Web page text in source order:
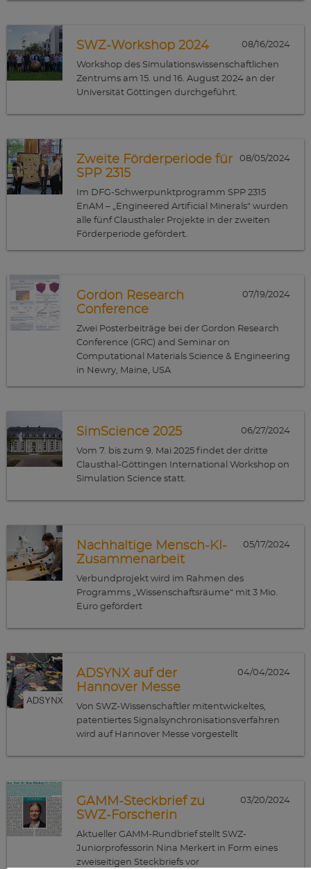
08/16/2024
SWZ-Workshop 2024
Workshop des Simulationswissenschaftlichen
Zentrums am 15. und 16. August 2024 an der
Universität Göttingen durchgeführt.
08/05/2024
Zweite Förderperiode für
SPP 2315
Im DFG-Schwerpunktprogramm SPP 2315
EnAM – „Engineered Artificial Minerals“ wurden
alle fünf Clausthaler Projekte in der zweiten
Förderperiode gefördert.
07/19/2024
Gordon Research
Conference
Zwei Posterbeiträge bei der Gordon Research
Conference (GRC) and Seminar on
Computational Materials Science & Engineering
in Newry, Maine, USA
06/27/2024
SimScience 2025
Vom 7. bis zum 9. Mai 2025 findet der dritte
Clausthal-Göttingen International Workshop on
Simulation Science statt.
05/17/2024
Nachhaltige Mensch-KI-
Zusammenarbeit
Verbundprojekt wird im Rahmen des
Programms „Wissenschaftsräume“ mit 3 Mio.
Euro gefördert
04/04/2024
ADSYNX auf der
Hannover Messe
Von SWZ-Wissenschaftler mitentwickeltes,
patentiertes Signalsynchronisationsverfahren
wird auf Hannover Messe vorgestellt
03/20/2024
GAMM-Steckbrief zu
SWZ-Forscherin
Aktueller GAMM-Rundbrief stellt SWZ-
Juniorprofessorin Nina Merkert in Form eines
zweiseitigen Steckbriefs vor